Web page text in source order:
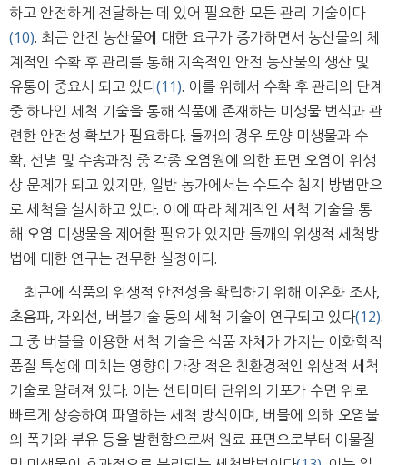
하고 안전하게 전달하는 데 있어 필요한 모든 관리 기술이다
(10). 최근 안전 농산물에 대한 요구가 증가하면서 농산물의 체
계적인 수확 후 관리를 통해 지속적인 안전 농산물의 생산 및
유통이 중요시 되고 있다(11). 이를 위해서 수확 후 관리의 단계
중 하나인 세척 기술을 통해 식품에 존재하는 미생물 번식과 관
련한 안전성 확보가 필요하다. 들깨의 경우 토양 미생물과 수
확, 선별 및 수송과정 중 각종 오염원에 의한 표면 오염이 위생
상 문제가 되고 있지만, 일반 농가에서는 수도수 침지 방법만으
로 세척을 실시하고 있다. 이에 따라 체계적인 세척 기술을 통
해 오염 미생물을 제어할 필요가 있지만 들깨의 위생적 세척방
법에 대한 연구는 전무한 실정이다.
최근에 식품의 위생적 안전성을 확립하기 위해 이온화 조사,
초음파, 자외선, 버블기술 등의 세척 기술이 연구되고 있다(12).
그 중 버블을 이용한 세척 기술은 식품 자체가 가지는 이화학적
품질 특성에 미치는 영향이 가장 적은 친환경적인 위생적 세척
기술로 알려져 있다. 이는 센티미터 단위의 기포가 수면 위로
빠르게 상승하여 파열하는 세척 방식이며, 버블에 의해 오염물
의 폭기와 부유 등을 발현함으로써 원료 표면으로부터 이물질